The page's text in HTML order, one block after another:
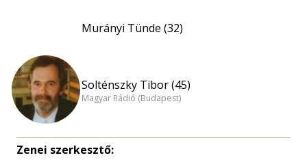
Murányi Tünde (32)
Solténszky Tibor (45)
Magyar Rádió (Budapest)
Zenei szerkesztő: